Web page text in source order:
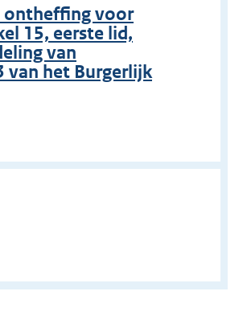
ontheffing voor
15, eerste lid,
van
van het Burgerlijk